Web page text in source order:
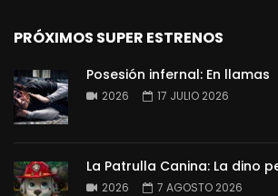
PRÓXIMOS SUPER ESTRENOS
Posesión infernal: En llamas
2026 17 JULIO 2026
La Patrulla Canina: La dino
2026 7 AGOSTO 2026